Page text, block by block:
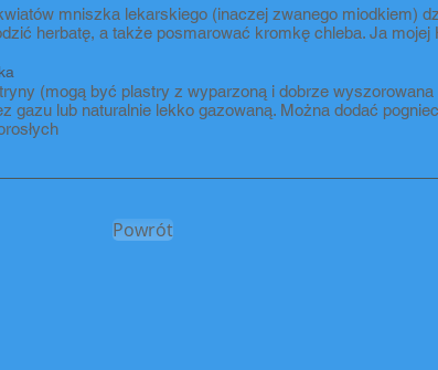
mniszka lekarskiego (inaczej zwanego miodkiem)
herbatę, a także posmarować kromkę chleba. Ja mojej
(mogą być plastry z wyparzoną i dobrze
gazu lub naturalnie lekko gazowaną. Można dodać
Powrót